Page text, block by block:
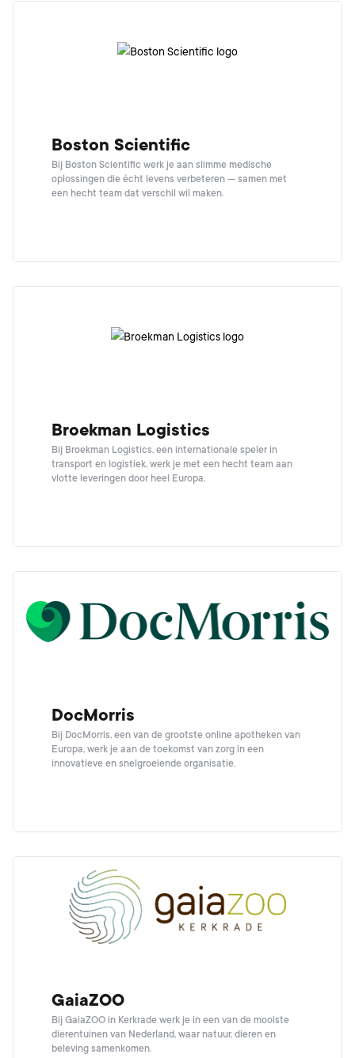
Boston Scientific
Bij Boston Scientific werk je aan slimme medische
oplossingen die écht levens verbeteren — samen met
een hecht team dat verschil wil maken.
Broekman Logistics
Bij Broekman Logistics, een internationale speler in
transport en logistiek, werk je met een hecht team aan
vlotte leveringen door heel Europa.
DocMorris
Bij DocMorris, een van de grootste online apotheken van
Europa, werk je aan de toekomst van zorg in een
innovatieve en snelgroeiende organisatie.
GaiaZOO
Bij GaiaZOO in Kerkrade werk je in een van de mooiste
dierentuinen van Nederland, waar natuur, dieren en
beleving samenkomen.